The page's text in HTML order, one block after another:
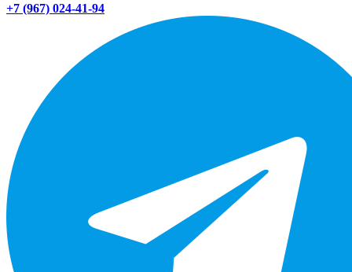
+7 (967) 024-41-94